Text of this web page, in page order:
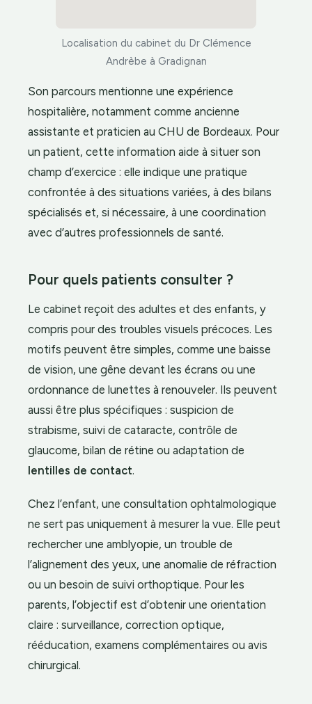
Localisation du cabinet du Dr Clémence
Andrèbe à Gradignan
Son parcours mentionne une expérience
hospitalière, notamment comme ancienne
assistante et praticien au CHU de Bordeaux. Pour
un patient, cette information aide à situer son
champ d’exercice : elle indique une pratique
confrontée à des situations variées, à des bilans
spécialisés et, si nécessaire, à une coordination
avec d’autres professionnels de santé.
Pour quels patients consulter ?
Le cabinet reçoit des adultes et des enfants, y
compris pour des troubles visuels précoces. Les
motifs peuvent être simples, comme une baisse
de vision, une gêne devant les écrans ou une
ordonnance de lunettes à renouveler. Ils peuvent
aussi être plus spécifiques : suspicion de
strabisme, suivi de cataracte, contrôle de
glaucome, bilan de rétine ou adaptation de
lentilles de contact.
Chez l’enfant, une consultation ophtalmologique
ne sert pas uniquement à mesurer la vue. Elle peut
rechercher une amblyopie, un trouble de
l’alignement des yeux, une anomalie de réfraction
ou un besoin de suivi orthoptique. Pour les
parents, l’objectif est d’obtenir une orientation
claire : surveillance, correction optique,
rééducation, examens complémentaires ou avis
chirurgical.